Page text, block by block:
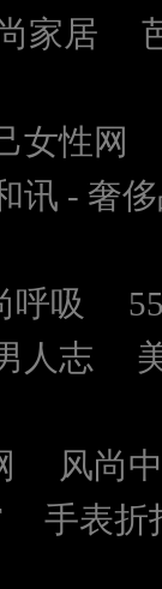
家居
女性网
讯 - 奢
呼吸
人志
风尚
手表折